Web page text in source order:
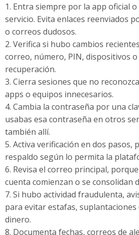
1. Entra siempre por la app oficial
servicio. Evita enlaces reenviados
o correos dudosos.
2. Verifica si hubo cambios
correo, número, PIN, dispositivos
recuperación.
3. Cierra sesiones que no
apps o equipos innecesarios.
4. Cambia la contraseña por una
usabas esa contraseña en otros
también allí.
5. Activa verificación en dos pasos,
respaldo según lo permita la
6. Revisa el correo principal,
cuenta comienzan o se consolidan
7. Si hubo actividad fraudulenta,
para evitar estafas, suplantaciones
dinero.
8. Documenta fechas, correos de